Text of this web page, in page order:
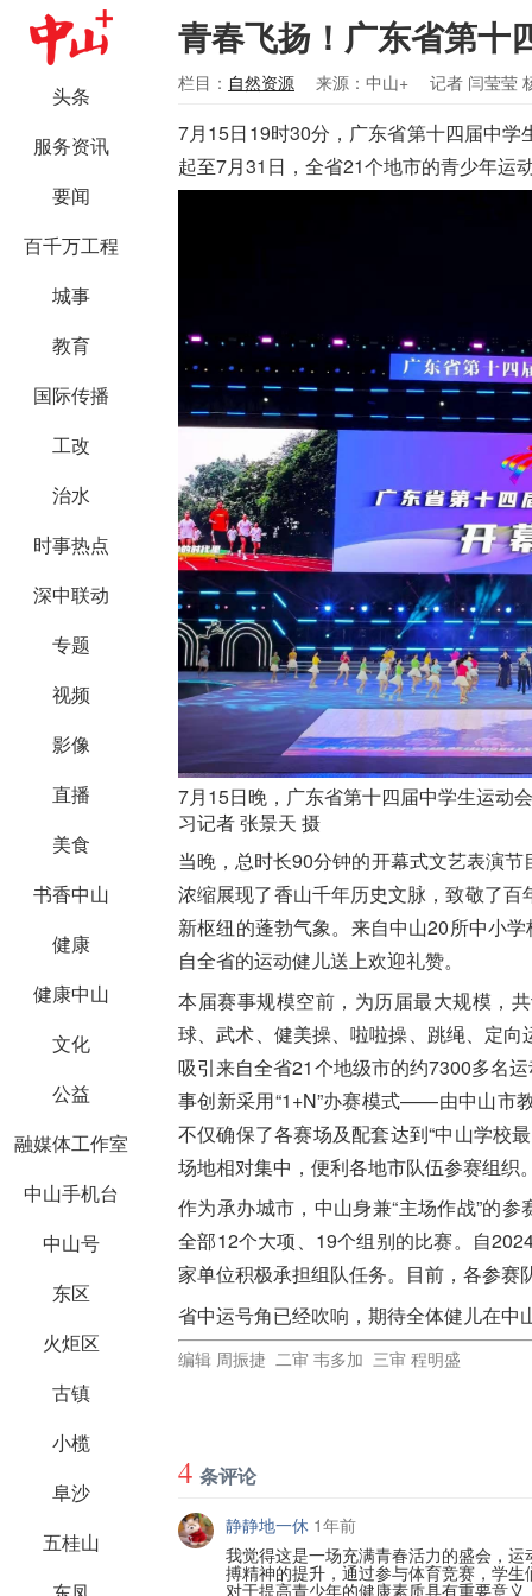
头条
服务资讯
要闻
百千万工程
城事
教育
国际传播
工改
治水
时事热点
深中联动
专题
视频
影像
直播
美食
书香中山
健康
健康中山
文化
公益
融媒体工作室
中山手机台
中山号
东区
火炬区
古镇
小榄
阜沙
五桂山
青春飞扬！广东省第十
栏目： 自然资源 来源：中山+ 记者 闫莹莹
7月15日19时30分，广东省第十四届中
起至7月31日，全省21个地市的青少年运
7月15日晚，广东省第十四届中学生运动
习记者 张景天 摄
当晚，总时长90分钟的开幕式文艺表演
浓缩展现了香山千年历史文脉，致敬了
新枢纽的蓬勃气象。来自中山20所中小
自全省的运动健儿送上欢迎礼赞。
本届赛事规模空前，为历届最大规模，
球、武术、健美操、啦啦操、跳绳、定
吸引来自全省21个地级市的约7300多名
事创新采用“1+N”办赛模式——由中山市
不仅确保了各赛场及配套达到“中山学校
场地相对集中，便利各地市队伍参赛组织
作为承办城市，中山身兼“主场作战”的
全部12个大项、19个组别的比赛。自
家单位积极承担组队任务。目前，各参
省中运号角已经吹响，期待全体健儿在
编辑 周振捷 二审 韦多加 三审 程明盛
4 条评论
静静地一休 1年前
我觉得这是一场充满青春活力的盛会，
搏精神的提升，通过参与体育竞赛，学
对于提高青少年的健康素质具有重要意